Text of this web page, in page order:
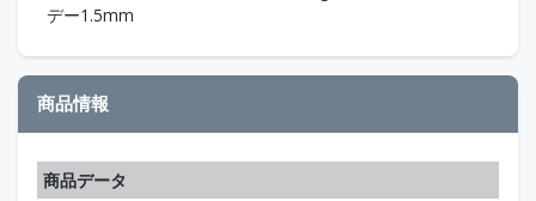
デー1.5mm
商品情報
商品データ